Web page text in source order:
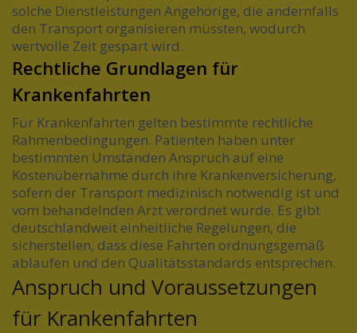
solche Dienstleistungen Angehörige, die andernfalls
den Transport organisieren müssten, wodurch
wertvolle Zeit gespart wird.
Rechtliche Grundlagen für
Krankenfahrten
Für Krankenfahrten gelten bestimmte rechtliche
Rahmenbedingungen. Patienten haben unter
bestimmten Umständen Anspruch auf eine
Kostenübernahme durch ihre Krankenversicherung,
sofern der Transport medizinisch notwendig ist und
vom behandelnden Arzt verordnet wurde. Es gibt
deutschlandweit einheitliche Regelungen, die
sicherstellen, dass diese Fahrten ordnungsgemäß
ablaufen und den Qualitätsstandards entsprechen.
Anspruch und Voraussetzungen
für Krankenfahrten